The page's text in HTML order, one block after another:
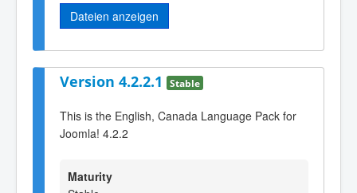
Dateien anzeigen
Version 4.2.2.1 Stable
This is the English, Canada Language Pack for
Joomla! 4.2.2
Maturity